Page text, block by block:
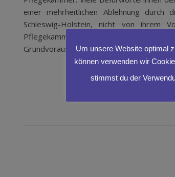
einer mehrheitlichen Ablehnung
Schleswig-Holstein, nicht von ihrem
Pflegekammer argumentiert: Die
Grundvoraussetzung dafür, dass sich
Um unsere Website optimal
können verwenden wir
stimmst du der